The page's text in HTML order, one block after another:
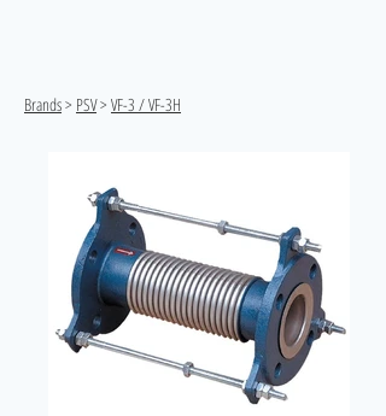
Brands> PSV> VF-3 / VF-3H